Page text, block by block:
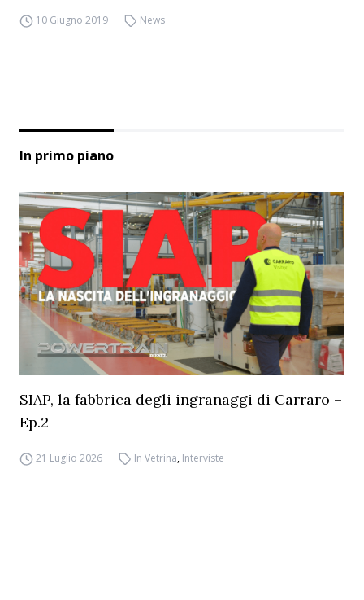
10 Giugno 2019 News
In primo piano
SIAP, la fabbrica degli ingranaggi di Carraro –
Ep.2
21 Luglio 2026 In Vetrina, Interviste